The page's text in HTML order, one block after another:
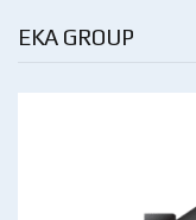
EKA GROUP